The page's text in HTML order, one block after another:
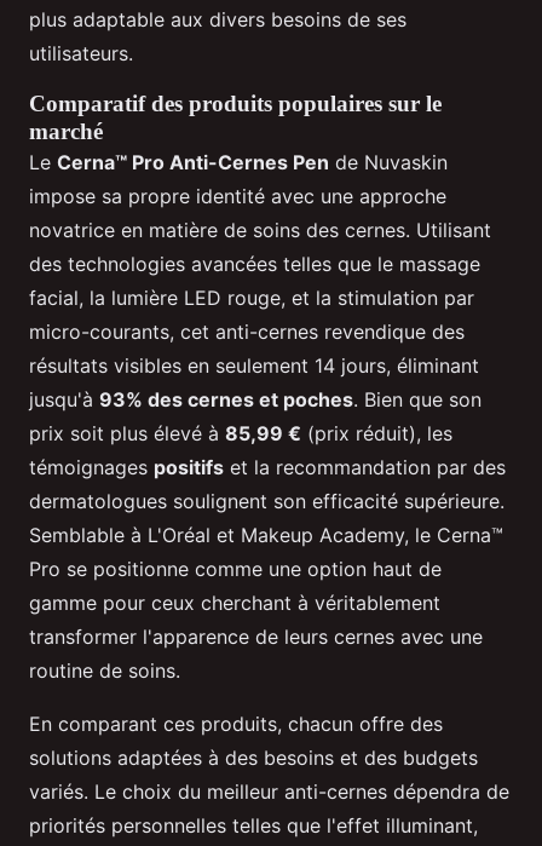
plus adaptable aux divers besoins de ses
utilisateurs.
Comparatif des produits populaires sur le
marché
Le Cerna™ Pro Anti-Cernes Pen de Nuvaskin
impose sa propre identité avec une approche
novatrice en matière de soins des cernes. Utilisant
des technologies avancées telles que le massage
facial, la lumière LED rouge, et la stimulation par
micro-courants, cet anti-cernes revendique des
résultats visibles en seulement 14 jours, éliminant
jusqu'à 93% des cernes et poches. Bien que son
prix soit plus élevé à 85,99 € (prix réduit), les
témoignages positifs et la recommandation par des
dermatologues soulignent son efficacité supérieure.
Semblable à L'Oréal et Makeup Academy, le Cerna™
Pro se positionne comme une option haut de
gamme pour ceux cherchant à véritablement
transformer l'apparence de leurs cernes avec une
routine de soins.
En comparant ces produits, chacun offre des
solutions adaptées à des besoins et des budgets
variés. Le choix du meilleur anti-cernes dépendra de
priorités personnelles telles que l'effet illuminant,